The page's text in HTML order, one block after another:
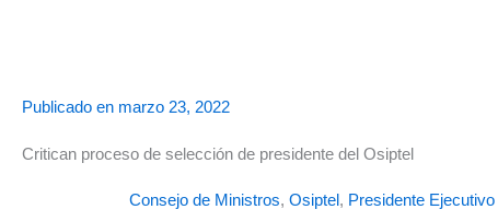
Publicado en marzo 23, 2022
Critican proceso de selección de presidente del Osiptel
Consejo de Ministros, Osiptel, Presidente Ejecutivo